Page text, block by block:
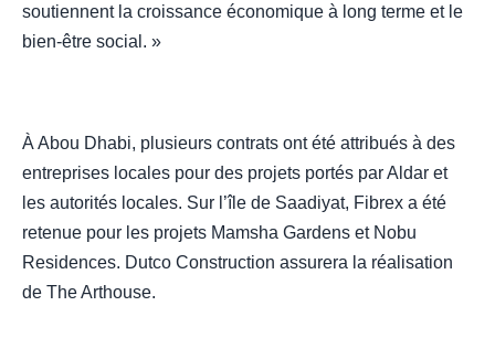
soutiennent la croissance économique à long terme et le
bien-être social. »
À Abou Dhabi, plusieurs contrats ont été attribués à des
entreprises locales pour des projets portés par Aldar et
les autorités locales. Sur l’île de Saadiyat, Fibrex a été
retenue pour les projets Mamsha Gardens et Nobu
Residences. Dutco Construction assurera la réalisation
de The Arthouse.